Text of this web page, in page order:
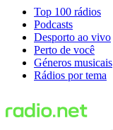
Top 100 rádios
Podcasts
Desporto ao vivo
Perto de você
Géneros musicais
Rádios por tema